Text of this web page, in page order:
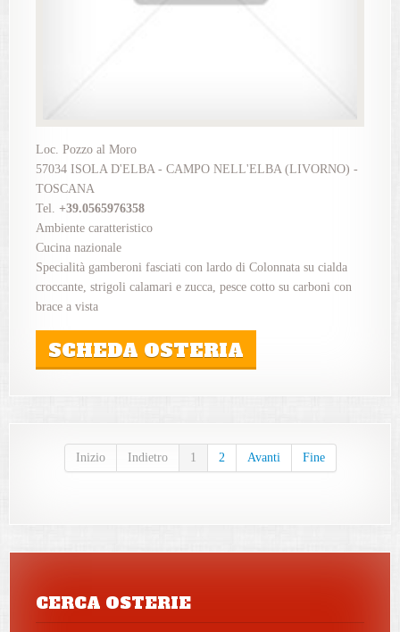
Loc. Pozzo al Moro
57034 ISOLA D'ELBA - CAMPO NELL'ELBA (LIVORNO) -
TOSCANA
Tel. +39.0565976358
Ambiente caratteristico
Cucina nazionale
Specialità gamberoni fasciati con lardo di Colonnata su cialda
croccante, strigoli calamari e zucca, pesce cotto su carboni con
brace a vista
SCHEDA OSTERIA
Inizio Indietro 1 2 Avanti Fine
CERCA OSTERIE